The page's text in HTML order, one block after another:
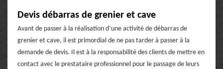
Devis débarras de grenier et cave
Avant de passer à la réalisation d’une activité de débarras de
grenier et cave, il est primordial de ne pas tarder à passer à la
demande de devis. Il est à la responsabilité des clients de mettre en
contact avec le prestataire professionnel pour le passage de leurs